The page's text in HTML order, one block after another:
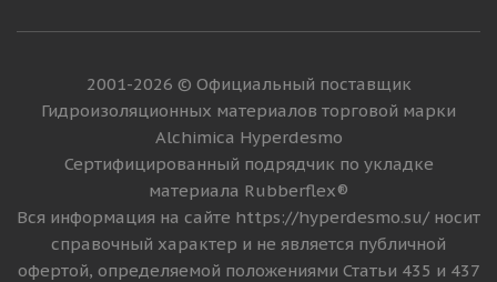
2001-2026 © Официальный поставщик
Гидроизоляционных материалов торговой марки
Alchimica Hyperdesmo
Сертифицированный подрядчик по укладке
материала Rubberflex®
Вся информация на сайте https://hyperdesmo.su/ носит
справочный характер и не является публичной
офертой, определяемой положениями Статьи 435 и 437